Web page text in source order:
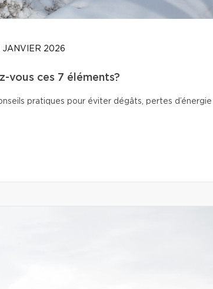
JANVIER 2026
vous ces 7 éléments?
pratiques pour éviter dégâts, pertes d’énergie